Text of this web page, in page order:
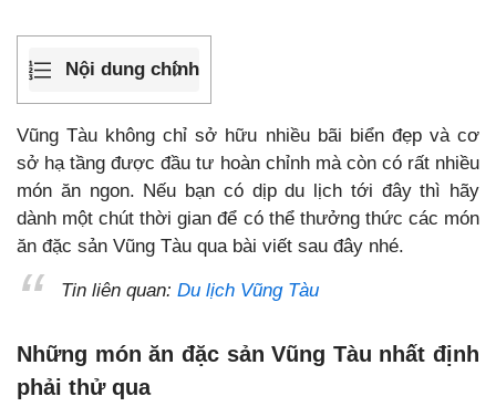
Nội dung chính
Vũng Tàu không chỉ sở hữu nhiều bãi biển đẹp và cơ
sở hạ tầng được đầu tư hoàn chỉnh mà còn có rất nhiều
món ăn ngon. Nếu bạn có dịp du lịch tới đây thì hãy
dành một chút thời gian để có thể thưởng thức các món
ăn đặc sản Vũng Tàu qua bài viết sau đây nhé.
Tin liên quan: Du lịch Vũng Tàu
Những món ăn đặc sản Vũng Tàu nhất định
phải thử qua